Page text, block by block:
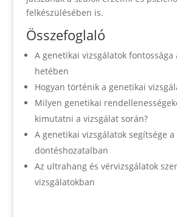
felkészülésében is.
Összefoglaló
A genetikai vizsgálatok fontossága
hetében
Hogyan történik a genetikai
Milyen genetikai
kimutatni a vizsgálat során?
A genetikai vizsgálatok segítsége
döntéshozatalban
Az ultrahang és vérvizsgálatok
vizsgálatokban